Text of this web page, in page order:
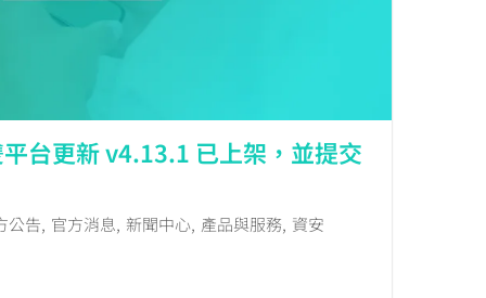
台更新 v4.13.1 已上架，並提交
公告, 官方消息, 新聞中心, 產品與服務, 資安